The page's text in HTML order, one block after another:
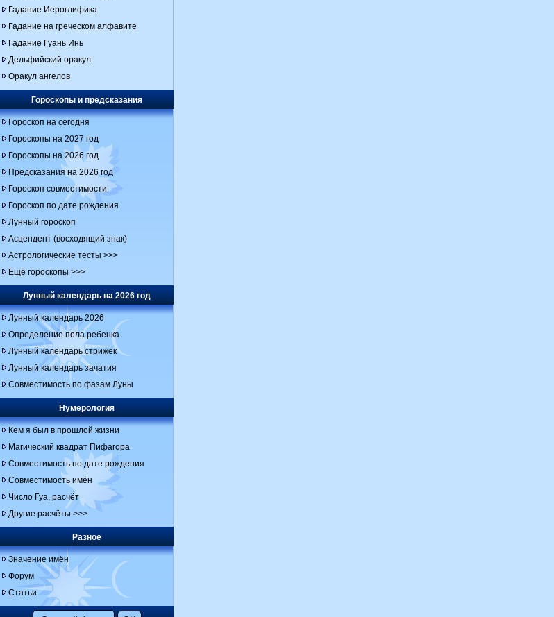
Гадание Иероглифика
Гадание на греческом алфавите
Гадание Гуань Инь
Дельфийский оракул
Оракул ангелов
Гороскопы и предсказания
Гороскоп на сегодня
Гороскопы на 2027 год
Гороскопы на 2026 год
Предсказания на 2026 год
Гороскоп совместимости
Гороскоп по дате рождения
Лунный гороскоп
Асцендент (восходящий знак)
Астрологические тесты >>>
Ещё гороскопы >>>
Лунный календарь на 2026 год
Лунный календарь 2026
Определение пола ребенка
Лунный календарь стрижек
Лунный календарь зачатия
Совместимость по фазам Луны
Нумерология
Кем я был в прошлой жизни
Магический квадрат Пифагора
Совместимость по дате рождения
Совместимость имён
Число Гуа, расчёт
Другие расчёты >>>
Разное
Значение имён
Форум
Статьи